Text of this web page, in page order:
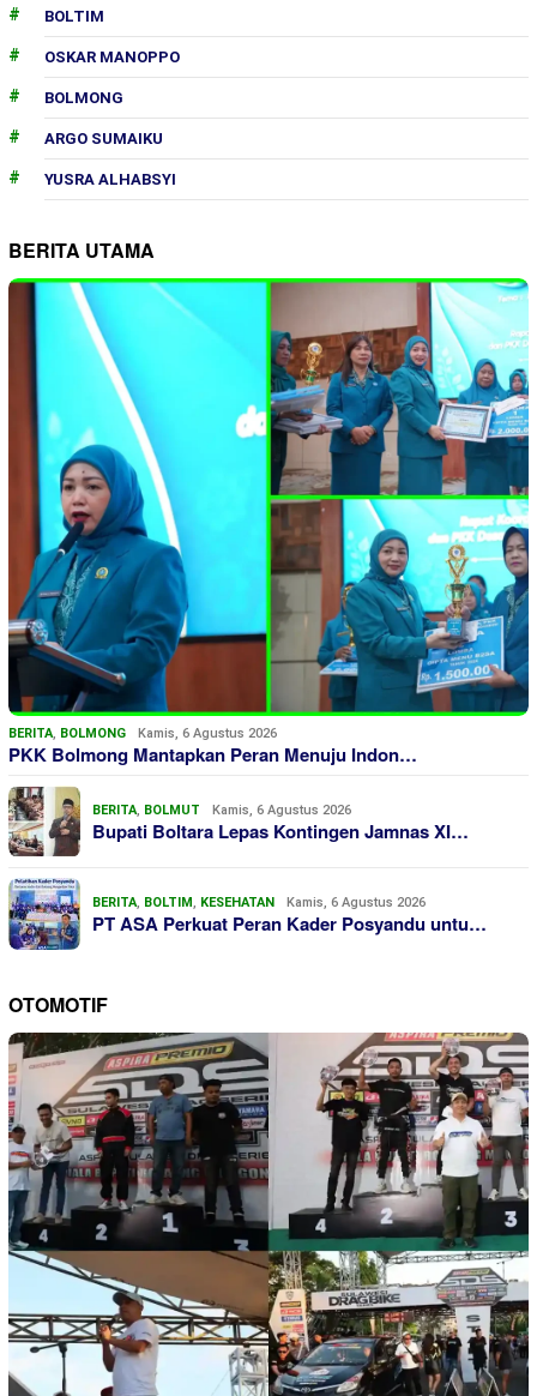
BOLTIM
OSKAR MANOPPO
BOLMONG
ARGO SUMAIKU
YUSRA ALHABSYI
BERITA UTAMA
BERITA, BOLMONG Kamis, 6 Agustus 2026
PKK Bolmong Mantapkan Peran Menuju Indon…
BERITA, BOLMUT Kamis, 6 Agustus 2026
Bupati Boltara Lepas Kontingen Jamnas XI…
BERITA, BOLTIM, KESEHATAN Kamis, 6 Agustus 2026
PT ASA Perkuat Peran Kader Posyandu untu…
OTOMOTIF